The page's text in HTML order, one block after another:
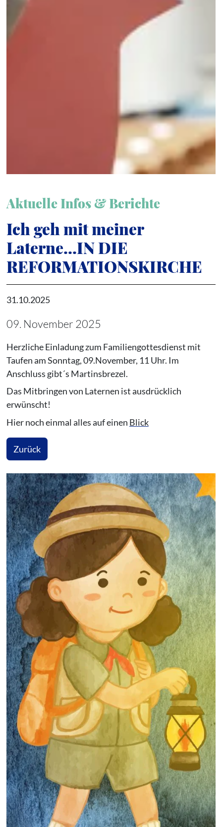
Aktuelle Infos & Berichte
Ich geh mit meiner
Laterne...IN DIE
REFORMATIONSKIRCHE
31.10.2025
09. November 2025
Herzliche Einladung zum Familiengottesdienst mit
Taufen am Sonntag, 09.November, 11 Uhr. Im
Anschluss gibt´s Martinsbrezel.
Das Mitbringen von Laternen ist ausdrücklich
erwünscht!
Hier noch einmal alles auf einen Blick
Zurück